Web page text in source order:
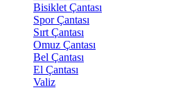
Bisiklet Çantası
Spor Çantası
Sırt Çantası
Omuz Çantası
Bel Çantası
El Çantası
Valiz